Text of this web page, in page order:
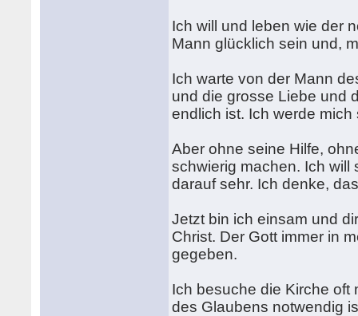
Ich will und leben wie der
Mann glücklich sein und,
Ich warte von der Mann
und die grosse Liebe und
endlich ist. Ich werde
Aber ohne seine Hilfe,
schwierig machen. Ich will
darauf sehr. Ich denke,
Jetzt bin ich einsam und
Christ. Der Gott immer in
gegeben.
Ich besuche die Kirche oft
des Glaubens notwendig